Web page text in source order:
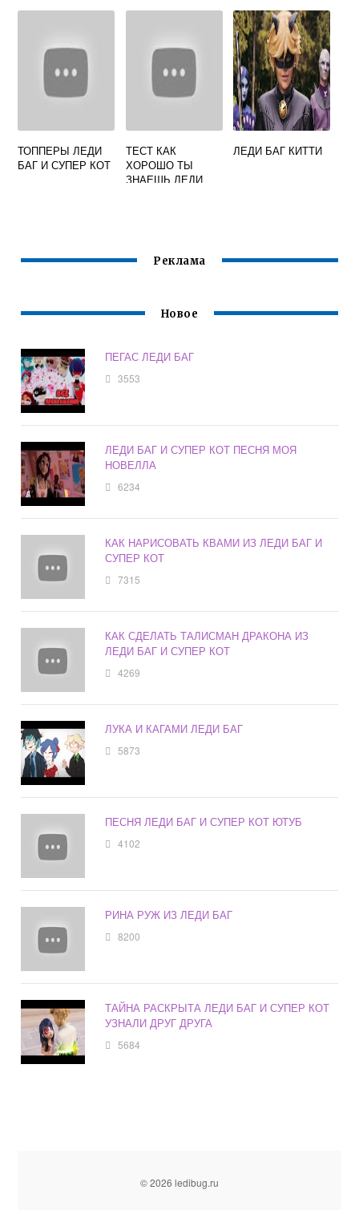
ТОППЕРЫ ЛЕДИ
БАГ И СУПЕР КОТ
ТЕСТ КАК
ХОРОШО ТЫ
ЗНАЕШЬ ЛЕДИ
ЛЕДИ БАГ КИТТИ
Реклама
Новое
ПЕГАС ЛЕДИ БАГ
3553
ЛЕДИ БАГ И СУПЕР КОТ ПЕСНЯ МОЯ
НОВЕЛЛА
6234
КАК НАРИСОВАТЬ КВАМИ ИЗ ЛЕДИ БАГ И
СУПЕР КОТ
7315
КАК СДЕЛАТЬ ТАЛИСМАН ДРАКОНА ИЗ
ЛЕДИ БАГ И СУПЕР КОТ
4269
ЛУКА И КАГАМИ ЛЕДИ БАГ
5873
ПЕСНЯ ЛЕДИ БАГ И СУПЕР КОТ ЮТУБ
4102
РИНА РУЖ ИЗ ЛЕДИ БАГ
8200
ТАЙНА РАСКРЫТА ЛЕДИ БАГ И СУПЕР КОТ
УЗНАЛИ ДРУГ ДРУГА
5684
© 2026 ledibug.ru